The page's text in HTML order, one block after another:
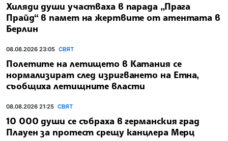
Хиляди души участваха в парада „Прага
Прайд“ в памет на жертвите от атентата в
Берлин
08.08.2026 23:05 СВЯТ
Полетите на летището в Катания се
нормализират след изригването на Етна,
съобщиха летищните власти
08.08.2026 21:25 СВЯТ
10 000 души се събраха в германския град
Плауен за протест срещу канцлера Мерц